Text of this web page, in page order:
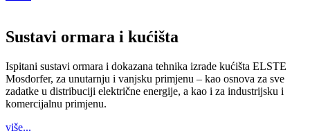
Sustavi ormara i kućišta
Ispitani sustavi ormara i dokazana tehnika izrade kućišta ELSTE
Mosdorfer, za unutarnju i vanjsku primjenu – kao osnova za sve
zadatke u distribuciji električne energije, a kao i za industrijsku i
komercijalnu primjenu.
više...